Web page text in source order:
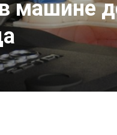
в машине